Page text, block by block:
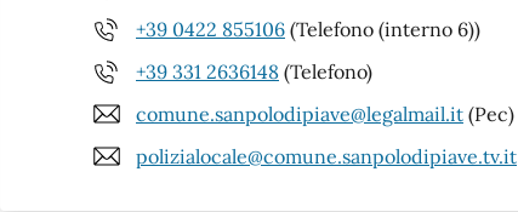
+39 0422 855106 (Telefono (interno 6))
+39 331 2636148 (Telefono)
comune.sanpolodipiave@legalmail.it (Pec)
polizialocale@comune.sanpolodipiave.tv.it